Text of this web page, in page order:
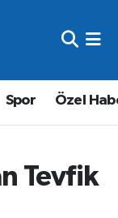
Spor Özel
Tevfik